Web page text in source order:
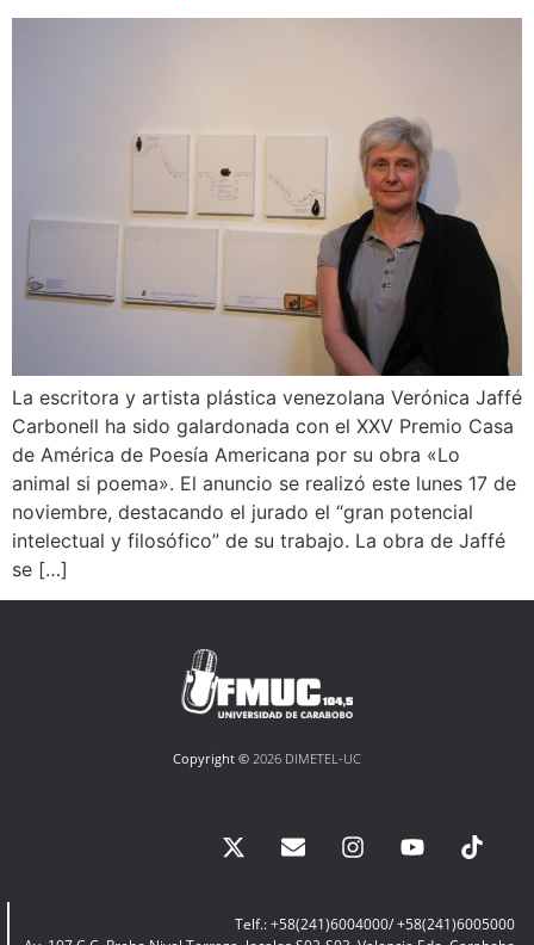
La escritora y artista plástica venezolana Verónica Jaffé
Carbonell ha sido galardonada con el XXV Premio Casa
de América de Poesía Americana por su obra «Lo
animal si poema». El anuncio se realizó este lunes 17 de
noviembre, destacando el jurado el “gran potencial
intelectual y filosófico” de su trabajo. La obra de Jaffé
se […]
Copyright © 2026 DIMETEL-UC
Telf.: +58(241)6004000/ +58(241)6005000